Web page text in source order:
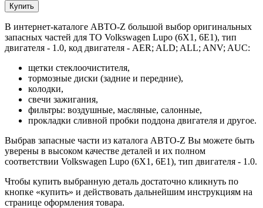
Купить
В интернет-каталоге АВТО-Z большой выбор оригинальных
запасных частей для ТО Volkswagen Lupo (6X1, 6E1), тип
двигателя - 1.0, код двигателя - AER; ALD; ALL; ANV; AUC:
щетки стеклоочистителя,
тормозные диски (задние и передние),
колодки,
свечи зажигания,
фильтры: воздушные, масляные, салонные,
прокладки сливной пробки поддона двигателя и другое.
Выбрав запасные части из каталога АВТО-Z Вы можете быть
уверены в высоком качестве деталей и их полном
соответствии Volkswagen Lupo (6X1, 6E1), тип двигателя - 1.0.
Чтобы купить выбранную деталь достаточно кликнуть по
кнопке «купить» и действовать дальнейшим инструкциям на
странице оформления товара.